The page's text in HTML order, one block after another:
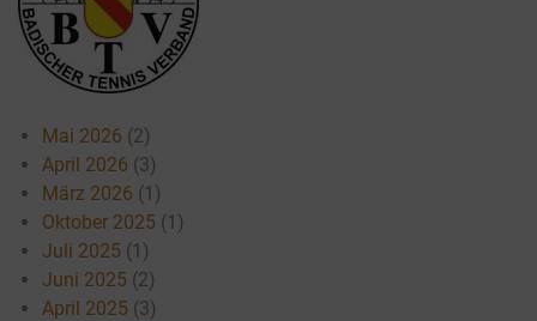
Mai 2026 (2)
April 2026 (3)
März 2026 (1)
Oktober 2025 (1)
Juli 2025 (1)
Juni 2025 (2)
April 2025 (3)